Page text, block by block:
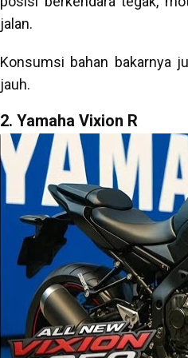
jalan.
Konsumsi bahan bakarnya
jauh.
2. Yamaha Vixion R